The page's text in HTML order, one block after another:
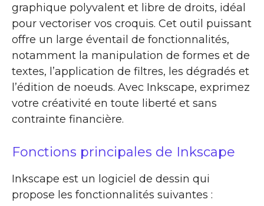
graphique polyvalent et libre de droits, idéal
pour vectoriser vos croquis. Cet outil puissant
offre un large éventail de fonctionnalités,
notamment la manipulation de formes et de
textes, l’application de filtres, les dégradés et
l’édition de noeuds. Avec Inkscape, exprimez
votre créativité en toute liberté et sans
contrainte financière.
Fonctions principales de Inkscape
Inkscape est un logiciel de dessin qui
propose les fonctionnalités suivantes :